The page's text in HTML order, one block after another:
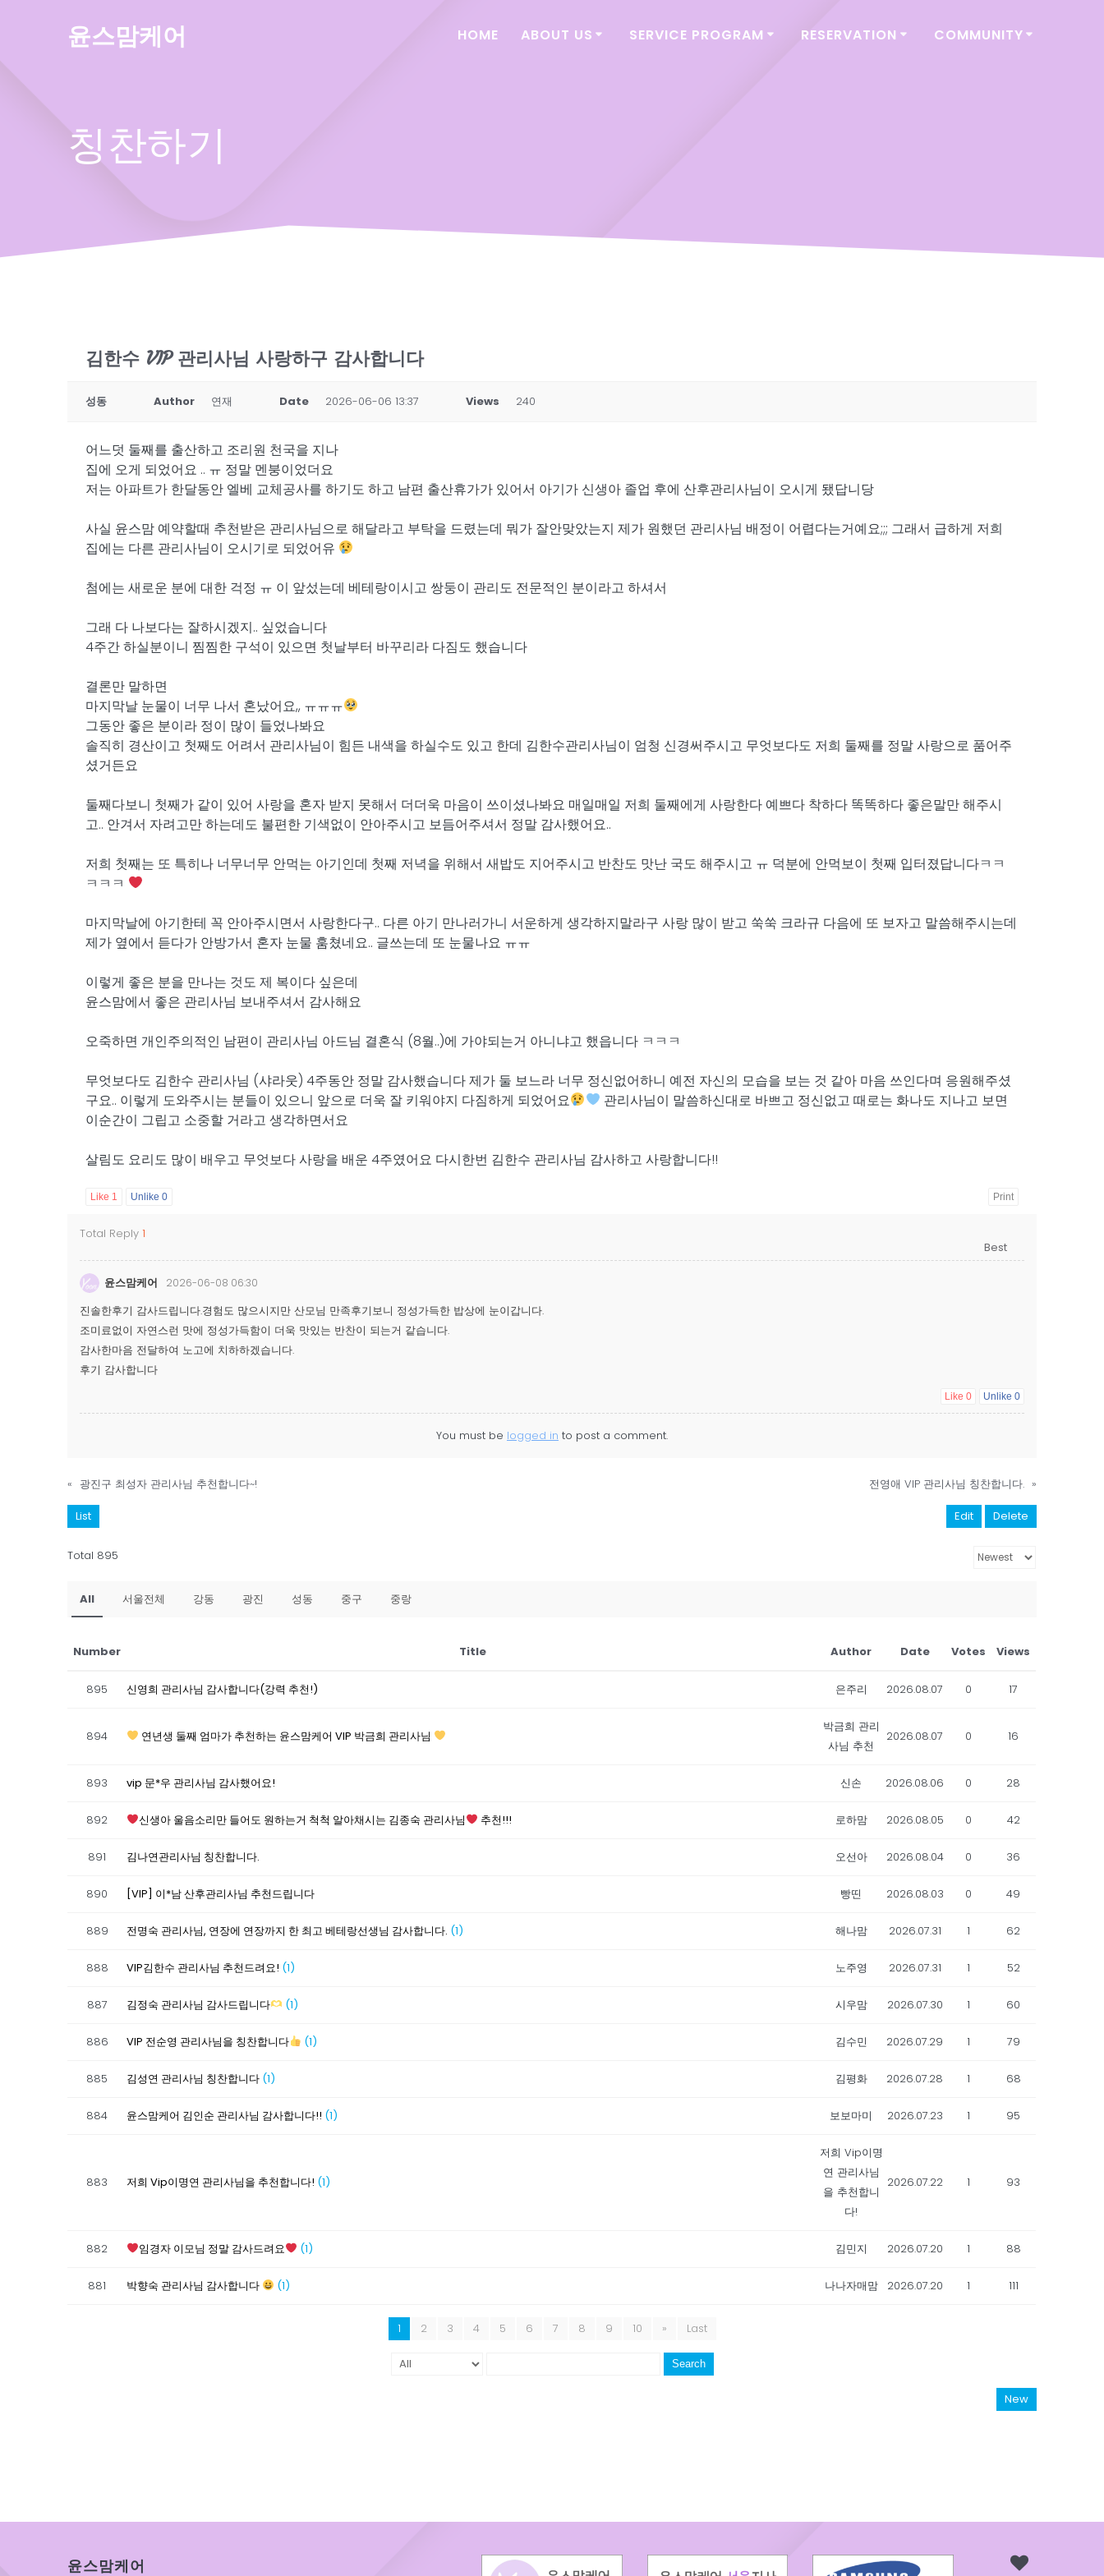
윤스맘케어 HOME ABOUT US SERVICE PROGRAM RESERVATION COMMUNITY
칭찬하기
김한수 VIP 관리사님 사랑하구 감사합니다
성동 Author 연재 Date 2026-06-06 13:37 Views 240
어느덧 둘째를 출산하고 조리원 천국을 지나
집에 오게 되었어요 .. ㅠ 정말 멘붕이었더요
저는 아파트가 한달동안 엘베 교체공사를 하기도 하고 남편 출산휴가가 있어서 아기가 신생아 졸업 후에 산후관리사님이 오시게 됐답니당
사실 윤스맘 예약할때 추천받은 관리사님으로 해달라고 부탁을 드렸는데 뭐가 잘안맞았는지 제가 원했던 관리사님 배정이 어렵다는거예요;;; 그래서 급하게 저희
집에는 다른 관리사님이 오시기로 되었어유
첨에는 새로운 분에 대한 걱정 ㅠ 이 앞섰는데 베테랑이시고 쌍둥이 관리도 전문적인 분이라고 하셔서
그래 다 나보다는 잘하시겠지.. 싶었습니다
4주간 하실분이니 찜찜한 구석이 있으면 첫날부터 바꾸리라 다짐도 했습니다
결론만 말하면
마지막날 눈물이 너무 나서 혼났어요,, ㅠㅠㅠ
그동안 좋은 분이라 정이 많이 들었나봐요
솔직히 경산이고 첫째도 어려서 관리사님이 힘든 내색을 하실수도 있고 한데 김한수관리사님이 엄청 신경써주시고 무엇보다도 저희 둘째를 정말 사랑으로 품어주
셨거든요
둘째다보니 첫째가 같이 있어 사랑을 혼자 받지 못해서 더더욱 마음이 쓰이셨나봐요 매일매일 저희 둘째에게 사랑한다 예쁘다 착하다 똑똑하다 좋은말만 해주시
고.. 안겨서 자려고만 하는데도 불편한 기색없이 안아주시고 보듬어주셔서 정말 감사했어요..
저희 첫째는 또 특히나 너무너무 안먹는 아기인데 첫째 저녁을 위해서 새밥도 지어주시고 반찬도 맛난 국도 해주시고 ㅠ 덕분에 안먹보이 첫째 입터졌답니다ㅋㅋ
ㅋㅋㅋ
마지막날에 아기한테 꼭 안아주시면서 사랑한다구.. 다른 아기 만나러가니 서운하게 생각하지말라구 사랑 많이 받고 쑥쑥 크라규 다음에 또 보자고 말씀해주시는데
제가 옆에서 듣다가 안방가서 혼자 눈물 훔쳤네요.. 글쓰는데 또 눈물나요 ㅠㅠ
이렇게 좋은 분을 만나는 것도 제 복이다 싶은데
윤스맘에서 좋은 관리사님 보내주셔서 감사해요
오죽하면 개인주의적인 남편이 관리사님 아드님 결혼식 (8월..)에 가야되는거 아니냐고 했읍니다 ㅋㅋㅋ
무엇보다도 김한수 관리사님 (샤라웃) 4주동안 정말 감사했습니다 제가 둘 보느라 너무 정신없어하니 예전 자신의 모습을 보는 것 같아 마음 쓰인다며 응원해주셨
구요.. 이렇게 도와주시는 분들이 있으니 앞으로 더욱 잘 키워야지 다짐하게 되었어요
관리사님이 말씀하신대로 바쁘고 정신없고 때로는 화나도 지나고 보면
이순간이 그립고 소중할 거라고 생각하면서요
살림도 요리도 많이 배우고 무엇보다 사랑을 배운 4주였어요 다시한번 김한수 관리사님 감사하고 사랑합니다!!
Like 1 Unlike0 Print
Total Reply1
윤스맘케어 2026-06-08 06:30
진솔한후기 감사드립니다.경험도 많으시지만 산모님 만족후기보니 정성가득한 밥상에 눈이갑니다.
조미료없이 자연스런 맛에 정성가득함이 더욱 맛있는 반찬이 되는거 같습니다.
감사한마음 전달하여 노고에 치하하겠습니다.
후기 감사합니다
Like 0 Unlike 0
You must be logged in to post a comment.
« 광진구 최성자 관리사님 추천합니다~! 전영애 VIP 관리사님 칭찬합니다. »
List Edit Delete
Total 895
All 서울전체 강동 광진 성동 중구 중랑
Number Title Author Date Votes Views
895 신영희 관리사님 감사합니다(강력 추천!) 은주리 2026.08.07 0 17
894 연년생 둘째 엄마가 추천하는 윤스맘케어 VIP 박금희 관리사님
박금희 관리
사님 추천
2026.08.07 0 16
893 vip 문*우 관리사님 감사했어요! 신손 2026.08.06 0 28
892 신생아 울음소리만 들어도 원하는거 척척 알아채시는 김종숙 관리사님 추천!!! 로하맘 2026.08.05 0 42
891 김나연관리사님 칭찬합니다. 오선아 2026.08.04 0 36
890 [VIP] 이*남 산후관리사님 추천드립니다 빵띤 2026.08.03 0 49
889 전명숙 관리사님, 연장에 연장까지 한 최고 베테랑선생님 감사합니다. (1) 해나맘 2026.07.31 1 62
888 VIP김한수 관리사님 추천드려요! (1) 노주영 2026.07.31 1 52
887 김정숙 관리사님 감사드립니다 (1) 시우맘 2026.07.30 1 60
886 VIP 전순영 관리사님을 칭찬합니다 (1) 김수민 2026.07.29 1 79
885 김성연 관리사님 칭찬합니다 (1) 김평화 2026.07.28 1 68
884 윤스맘케어 김인순 관리사님 감사합니다!! (1) 보보마미 2026.07.23 1 95
883 저희 Vip이명연 관리사님을 추천합니다! (1)
저희 Vip이명
연 관리사님
을 추천합니
다!
2026.07.22 1 93
882 임경자 이모님 정말 감사드려요 (1) 김민지 2026.07.20 1 88
881 박향숙 관리사님 감사합니다 (1) 나나자매맘 2026.07.20 1 111
1 2 3 4 5 6 7 8 9 10 » Last
Search
New
윤스맘케어